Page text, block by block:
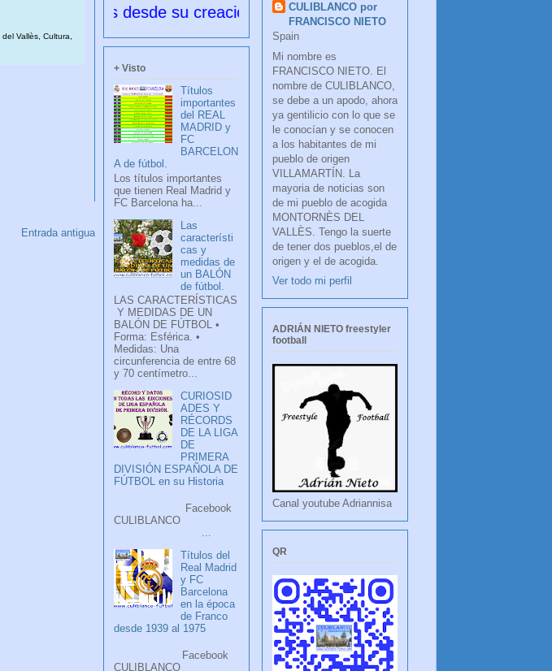
Vallès, Cultura,
Entrada antigua
días desde su creación
+ Visto
Títulos
importantes
del REAL
MADRID y
FC
BARCELON
A de fútbol.
Los títulos importantes
que tienen Real Madrid y
FC Barcelona ha...
Las
característi
cas y
medidas de
un BALÓN
de fútbol.
LAS CARACTERÍSTICAS
Y MEDIDAS DE UN
BALÓN DE FÚTBOL •
Forma: Esférica. •
Medidas: Una
circunferencia de entre 68
y 70 centímetro...
CURIOSID
ADES Y
RÉCORDS
DE LA LIGA
DE
PRIMERA
DIVISIÓN ESPAÑOLA DE
FÚTBOL en su Historia
Facebook
CULIBLANCO
...
Títulos del
Real Madrid
y FC
Barcelona
en la época
de Franco
desde 1939 al 1975
Facebook
CULIBLANCO
CULIBLANCO por
FRANCISCO NIETO
Spain
Mi nombre es
FRANCISCO NIETO. El
nombre de CULIBLANCO,
se debe a un apodo, ahora
ya gentilicio con lo que se
le conocían y se conocen
a los habitantes de mi
pueblo de origen
VILLAMARTÍN. La
mayoria de noticias son
de mi pueblo de acogida
MONTORNÈS DEL
VALLÈS. Tengo la suerte
de tener dos pueblos,el de
origen y el de acogida.
Ver todo mi perfil
ADRIÁN NIETO freestyler
football
Canal youtube Adriannisa
QR